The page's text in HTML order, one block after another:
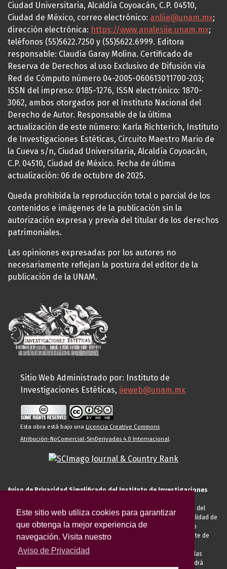
Este sitio web utiliza cookies para garantizar
que obtenga la mejor experiencia de
navegación. Visita nuestro
Aviso de Privacidad
Ciudad Universitaria, Alcaldía Coyoacán, C.P. 04510,
Ciudad de México, correo electrónico: anliie@unam.mx;
dirección electrónica: https://www.analesiie.unam.mx;
teléfonos (55)5622.7250 y (55)5622.6999. Editora
responsable: Claudia Garay Molina. Certificado de
Reserva de Derechos al uso Exclusivo de Difusión vía
Red de Cómputo número 04-2005-060613011700-203;
ISSN del impreso: 0185-1276, ISSN electrónico: 1870-
3062, ambos otorgados por el Instituto Nacional del
Derecho de Autor. Responsable de la última
actualización de este número: Karla Richterich, Instituto
de Investigaciones Estéticas, Circuito Maestro Mario de
la Cueva s/n, Ciudad Universitaria, Alcaldía Coyoacán,
C.P. 04510, Ciudad de México. Fecha de última
actualización: 06 de octubre de 2025.
Queda prohibida la reproducción total o parcial de los
contenidos e imágenes de la publicación sin la
autorización expresa y previa del titular de los derechos
patrimoniales.
Las opiniones expresadas por los autores no
necesariamente reflejan la postura del editor de la
publicación de la UNAM.
Sitio Web Administrado por: Instituto de
Investigaciones Estéticas, iieweb@unam.mx
Esta obra está bajo una Licencia Creative Commons
Atribución-NoComercial-SinDerivadas 4.0 Internacional.
Aviso de Privacidad Simplificado del Instituto de Investigaciones
El Instituto de Investigaciones Estéticas de la UNAM, es responsable del
tratamiento de sus datos personales para el registro de usted en calidad de
alumno, docente, personal de la entidad académica, conferencista o
invitado externo (nacional o extranjero), visitante, proveedor o cliente de
anteriormente descritas u otras aquellas exigidas legalmente o por las
autoridades competentes podrá transferir sus datos personales. Podrá